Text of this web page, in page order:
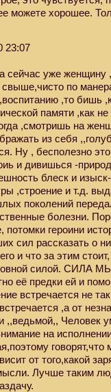
можете хорошее.
23:07
сейчас уже женщину
свыше,чисто по
,то бишь
памяти ,как
,смотришь на
из себя
Ну , бесполезно
и дивишься -
блеск и
,строение и т.д.
поколений
болезни.
потомки героини
сил рассказать о
и что за этим
силой. СИЛА
её предки ей и
встречается не
,а от
,,ведьмой,, Человек
на
от того,какой
Лучше таким